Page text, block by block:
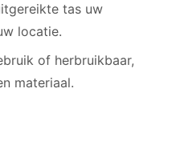
tas uw
locatie.
of herbruikbaar,
materiaal.